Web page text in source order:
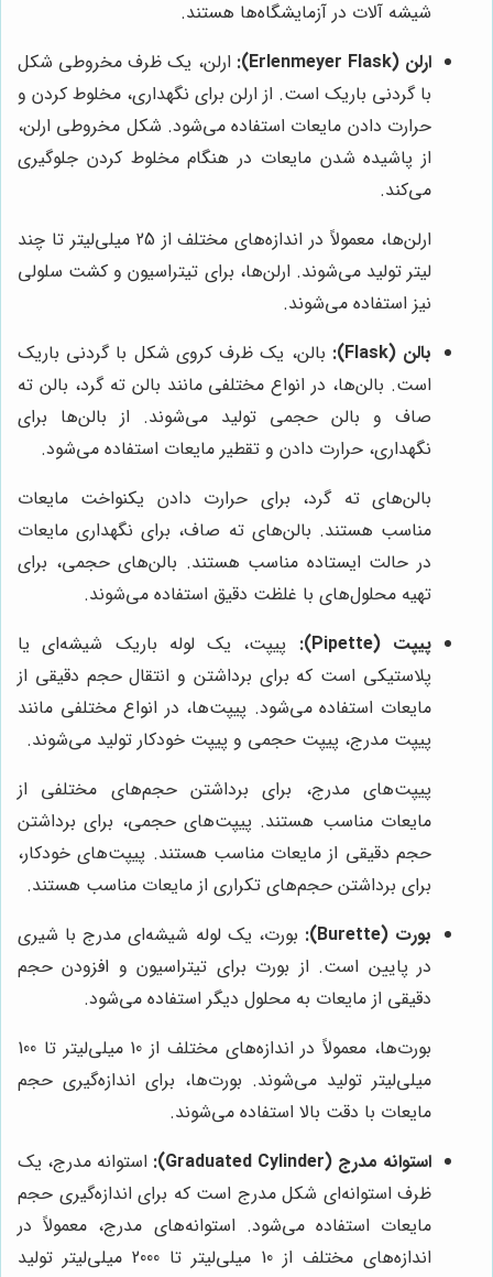
شیشه آلات در آزمایشگاه‌ها هستند.
ارلن (Erlenmeyer Flask):
ارلن، یک ظرف مخروطی شکل
با گردنی باریک است. از ارلن برای نگهداری، مخلوط کردن و
حرارت دادن مایعات استفاده می‌شود. شکل مخروطی ارلن،
از پاشیده شدن مایعات در هنگام مخلوط کردن جلوگیری
می‌کند.
ارلن‌ها، معمولاً در اندازه‌های مختلف از 25 میلی‌لیتر تا چند
لیتر تولید می‌شوند. ارلن‌ها، برای تیتراسیون و کشت سلولی
نیز استفاده می‌شوند.
بالن (Flask):
بالن، یک ظرف کروی شکل با گردنی باریک
است. بالن‌ها، در انواع مختلفی مانند بالن ته گرد، بالن ته
صاف و بالن حجمی تولید می‌شوند. از بالن‌ها برای
نگهداری، حرارت دادن و تقطیر مایعات استفاده می‌شود.
بالن‌های ته گرد، برای حرارت دادن یکنواخت مایعات
مناسب هستند. بالن‌های ته صاف، برای نگهداری مایعات
در حالت ایستاده مناسب هستند. بالن‌های حجمی، برای
تهیه محلول‌های با غلظت دقیق استفاده می‌شوند.
پیپت (Pipette):
پیپت، یک لوله باریک شیشه‌ای یا
پلاستیکی است که برای برداشتن و انتقال حجم دقیقی از
مایعات استفاده می‌شود. پیپت‌ها، در انواع مختلفی مانند
پیپت مدرج، پیپت حجمی و پیپت خودکار تولید می‌شوند.
پیپت‌های مدرج، برای برداشتن حجم‌های مختلفی از
مایعات مناسب هستند. پیپت‌های حجمی، برای برداشتن
حجم دقیقی از مایعات مناسب هستند. پیپت‌های خودکار،
برای برداشتن حجم‌های تکراری از مایعات مناسب هستند.
بورت (Burette):
بورت، یک لوله شیشه‌ای مدرج با شیری
در پایین است. از بورت برای تیتراسیون و افزودن حجم
دقیقی از مایعات به محلول دیگر استفاده می‌شود.
بورت‌ها، معمولاً در اندازه‌های مختلف از 10 میلی‌لیتر تا 100
میلی‌لیتر تولید می‌شوند. بورت‌ها، برای اندازه‌گیری حجم
مایعات با دقت بالا استفاده می‌شوند.
استوانه مدرج (Graduated Cylinder):
استوانه مدرج، یک
ظرف استوانه‌ای شکل مدرج است که برای اندازه‌گیری حجم
مایعات استفاده می‌شود. استوانه‌های مدرج، معمولاً در
اندازه‌های مختلف از 10 میلی‌لیتر تا 2000 میلی‌لیتر تولید